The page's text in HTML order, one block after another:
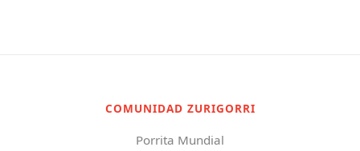
COMUNIDAD ZURIGORRI
Porrita Mundial